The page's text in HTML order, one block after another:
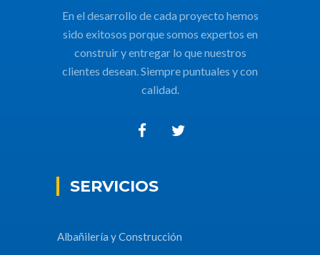
En el desarrollo de cada proyecto hemos
sido exitosos porque somos expertos en
construir y entregar lo que nuestros
clientes desean. Siempre puntuales y con
calidad.
SERVICIOS
Albañilería y Construcción